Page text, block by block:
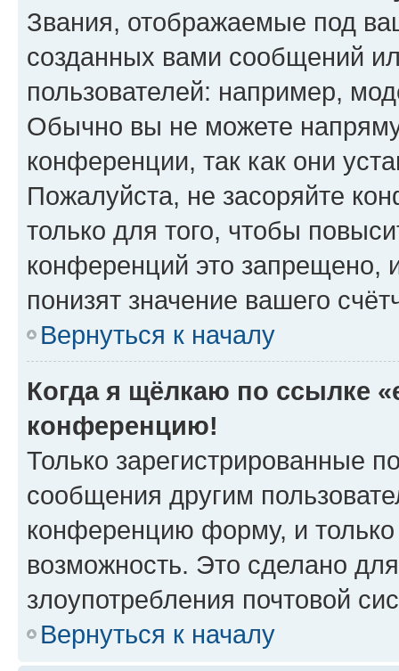
Звания, отображаемые под
созданных вами сообщений
пользователей: например,
Обычно вы не можете
конференции, так как они
Пожалуйста, не засоряйте
только для того, чтобы
конференций это запрещено,
понизят значение вашего
Вернуться к началу
Когда я щёлкаю по ссылке
конференцию!
Только зарегистрированные
сообщения другим
конференцию форму, и
возможность. Это сделано
злоупотребления почтовой
Вернуться к началу